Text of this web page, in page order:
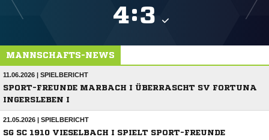
:
MANNSCHAFTS-NEWS
11.06.2026 | SPIELBERICHT
SPORT-FREUNDE MARBACH I ÜBERRASCHT SV FORTUNA
INGERSLEBEN I
21.05.2026 | SPIELBERICHT
SG SC 1910 VIESELBACH I SPIELT SPORT-FREUNDE